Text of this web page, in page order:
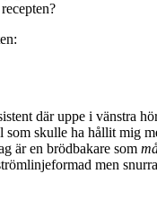
där uppe i vänstra
som skulle ha hållit mig
är en brödbakare som
men